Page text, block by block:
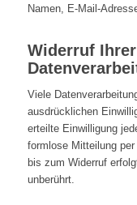
Namen, E-Mail-
Widerruf
Viele
ausdrücklichen
erteilte Einwilligung
formlose Mitteilung
bis zum Widerruf
unberührt.